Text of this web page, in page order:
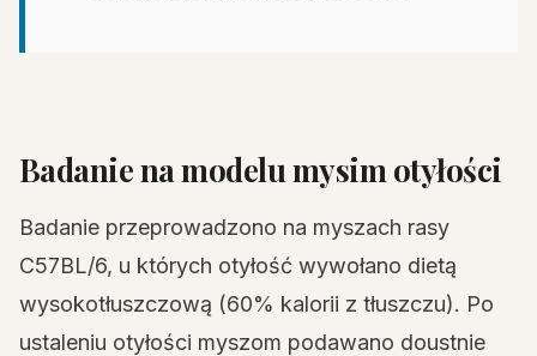
Badanie na modelu mysim otyłości
Badanie przeprowadzono na myszach rasy
C57BL/6, u których otyłość wywołano dietą
wysokotłuszczową (60% kalorii z tłuszczu). Po
ustaleniu otyłości myszom podawano doustnie